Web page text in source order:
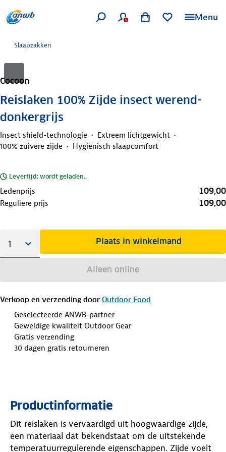
Menu
Slaapzakken
Cocoon
Reislaken 100% Zijde insect werend-
donkergrijs
Insect shield-technologie
Extreem lichtgewicht
100% zuivere zijde
Hygiënisch slaapcomfort
Levertijd: wordt geladen..
Ledenprijs 109,00
Reguliere prijs 109,00
Plaats in winkelmand
Alleen online
Verkoop en verzending door Outdoor Food
Geselecteerde ANWB-partner
Geweldige kwaliteit Outdoor Gear
Gratis verzending
30 dagen gratis retourneren
Productinformatie
Dit reislaken is vervaardigd uit hoogwaardige zijde,
een materiaal dat bekendstaat om de uitstekende
temperatuurregulerende eigenschappen. Zijde voelt